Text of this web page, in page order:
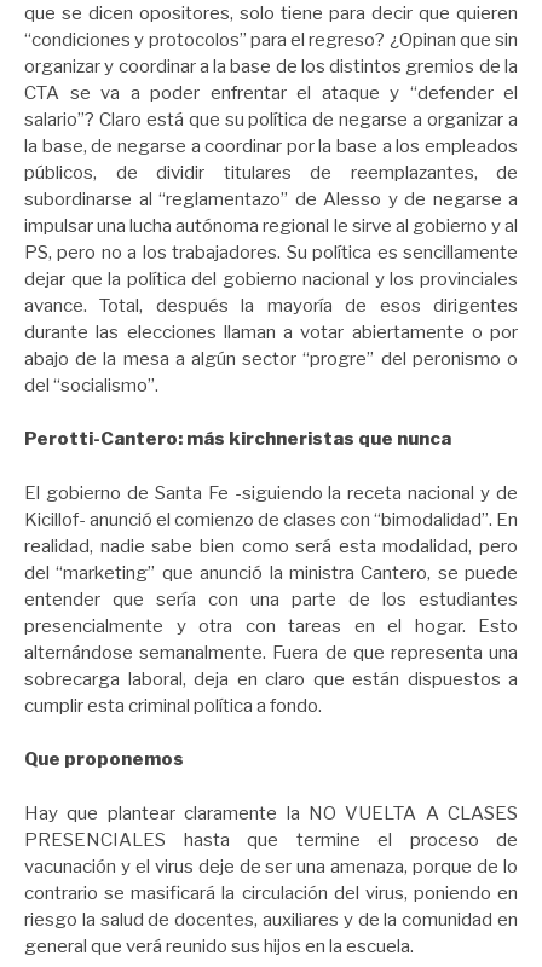
que se dicen opositores, solo tiene para decir que quieren
“condiciones y protocolos” para el regreso? ¿Opinan que sin
organizar y coordinar a la base de los distintos gremios de la
CTA se va a poder enfrentar el ataque y “defender el
salario”? Claro está que su política de negarse a organizar a
la base, de negarse a coordinar por la base a los empleados
públicos, de dividir titulares de reemplazantes, de
subordinarse al “reglamentazo” de Alesso y de negarse a
impulsar una lucha autónoma regional le sirve al gobierno y al
PS, pero no a los trabajadores. Su política es sencillamente
dejar que la política del gobierno nacional y los provinciales
avance. Total, después la mayoría de esos dirigentes
durante las elecciones llaman a votar abiertamente o por
abajo de la mesa a algún sector “progre” del peronismo o
del “socialismo”.
Perotti-Cantero: más kirchneristas que nunca
El gobierno de Santa Fe -siguiendo la receta nacional y de
Kicillof- anunció el comienzo de clases con “bimodalidad”. En
realidad, nadie sabe bien como será esta modalidad, pero
del “marketing” que anunció la ministra Cantero, se puede
entender que sería con una parte de los estudiantes
presencialmente y otra con tareas en el hogar. Esto
alternándose semanalmente. Fuera de que representa una
sobrecarga laboral, deja en claro que están dispuestos a
cumplir esta criminal política a fondo.
Que proponemos
Hay que plantear claramente la NO VUELTA A CLASES
PRESENCIALES hasta que termine el proceso de
vacunación y el virus deje de ser una amenaza, porque de lo
contrario se masificará la circulación del virus, poniendo en
riesgo la salud de docentes, auxiliares y de la comunidad en
general que verá reunido sus hijos en la escuela.